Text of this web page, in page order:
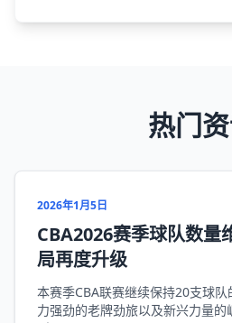
热门
2026年1月5日
CBA2026赛季球队数量
局再度升级
本赛季CBA联赛继续保持20支球
力强劲的老牌劲旅以及新兴力量